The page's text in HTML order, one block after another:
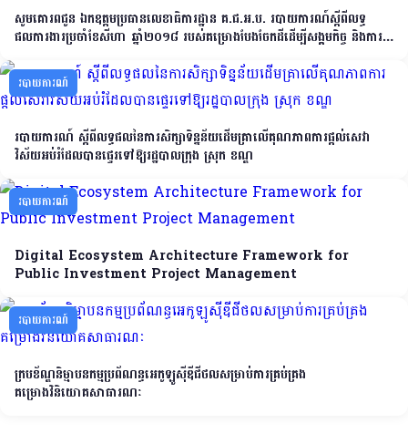
សូមគោរពជូន ឯកឧត្តមប្រធានលេខាធិការដ្ឋាន គ.ជ.អ.ប. របាយការណ៍ស្តីពីលទ្ធ
ផលការងារប្រចាំខែសីហា ឆ្នាំ២០១៨ របស់គម្រោងបែងចែកដីដើម្បីសង្គមកិច្ច និងការ
របាយការណ៍
របាយការណ៍ ស្ដីពីលទ្ធផលនៃការសិក្សាទិន្នន័យដើមគ្រាលើគុណភាពការផ្ដល់សេវា
វិស័យអប់រំដែលបានផ្ទេរទៅឱ្យរដ្ឋបាលក្រុង ស្រុក ខណ្ឌ
របាយការណ៍
Digital Ecosystem Architecture Framework for
Public Investment Project Management
របាយការណ៍
ក្របខ័ណ្ឌនិម្មាបនកម្មប្រព័ណន្ធអេកូឡូស៊ីឌីជីថលសម្រាប់ការគ្រប់គ្រង
គម្រោងវិនិយោគសាធារណៈ